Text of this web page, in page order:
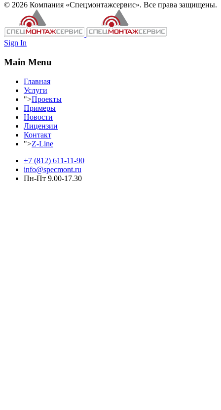
© 2026 Компания «Спецмонтажсервис». Все права защищены.
Sign In
Main Menu
Главная
Услуги
">Проекты
Примеры
Новости
Лицензии
Контакт
">Z-Line
+7 (812) 611-11-90
info@specmont.ru
Пн-Пт 9.00-17.30